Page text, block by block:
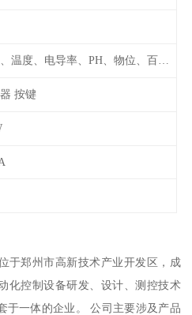
压力、温度、电导率、PH、物位、百分比率
按键
于郑州市高新技术产业开发区，成
化控制设备研发、设计、测控技术
于一体的企业。 公司主要涉及产品